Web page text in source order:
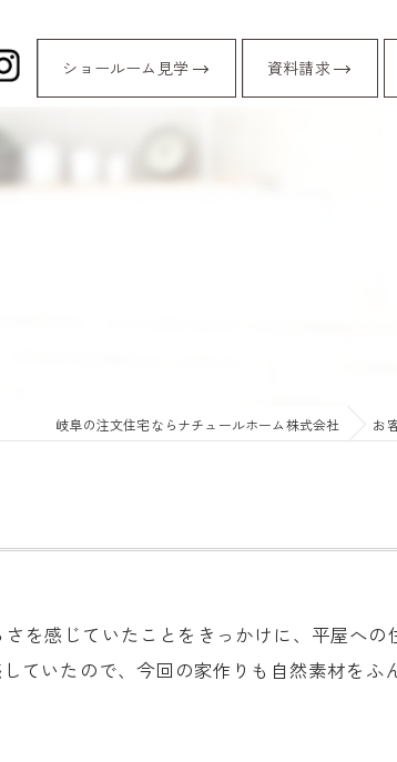
ショールーム見学 資料請求
岐阜の注文住宅ならナチュールホーム株式会社 お
を感じていたことをきっかけに、平屋への
ていたので、今回の家作りも自然素材をふ